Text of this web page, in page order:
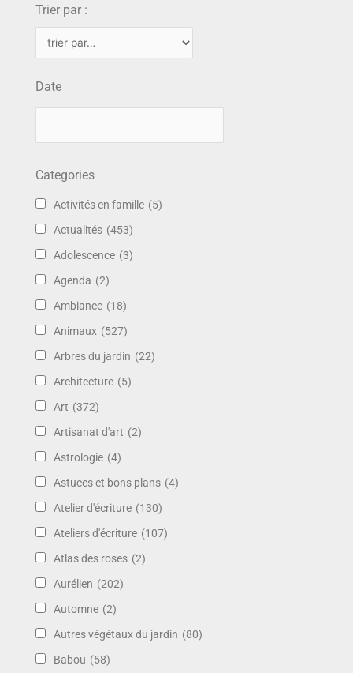
Trier par :
Date
Categories
Activités en famille (5)
Actualités (453)
Adolescence (3)
Agenda (2)
Ambiance (18)
Animaux (527)
Arbres du jardin (22)
Architecture (5)
Art (372)
Artisanat d'art (2)
Astrologie (4)
Astuces et bons plans (4)
Atelier d'écriture (130)
Ateliers d'écriture (107)
Atlas des roses (2)
Aurélien (202)
Automne (2)
Autres végétaux du jardin (80)
Babou (58)